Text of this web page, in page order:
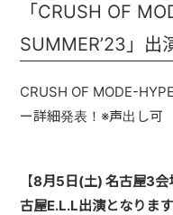
BAND
VIDEO
DISCOGRAPHY
PAST LIVE
「CRUSH OF
SUMMER’23」
CRUSH OF MODE-
ー詳細発表！※声出し可
【8月5日(土) 名古屋3会
古屋E.L.L出演となります